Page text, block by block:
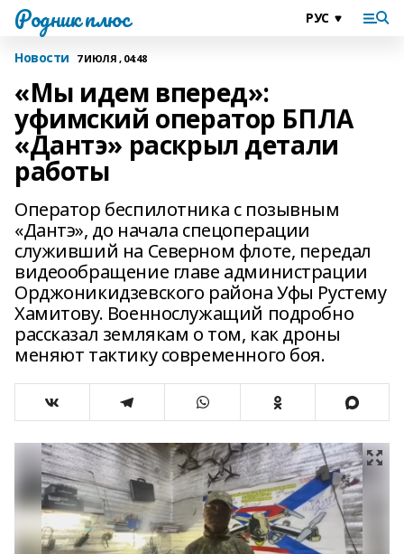
Родник плюс
Новости 7 ИЮЛЯ , 04:48
«Мы идем вперед»:
уфимский оператор БПЛА
«Дантэ» раскрыл детали
работы
Оператор беспилотника с позывным
«Дантэ», до начала спецоперации
служивший на Северном флоте, передал
видеообращение главе администрации
Орджоникидзевского района Уфы Рустему
Хамитову. Военнослужащий подробно
рассказал землякам о том, как дроны
меняют тактику современного боя.